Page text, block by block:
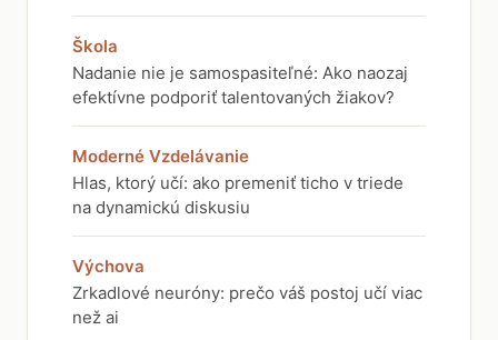
Škola
Nadanie nie je samospasiteľné: Ako naozaj
efektívne podporiť talentovaných žiakov?
Moderné Vzdelávanie
Hlas, ktorý učí: ako premeniť ticho v triede
na dynamickú diskusiu
Výchova
Zrkadlové neuróny: prečo váš postoj učí viac
než ai